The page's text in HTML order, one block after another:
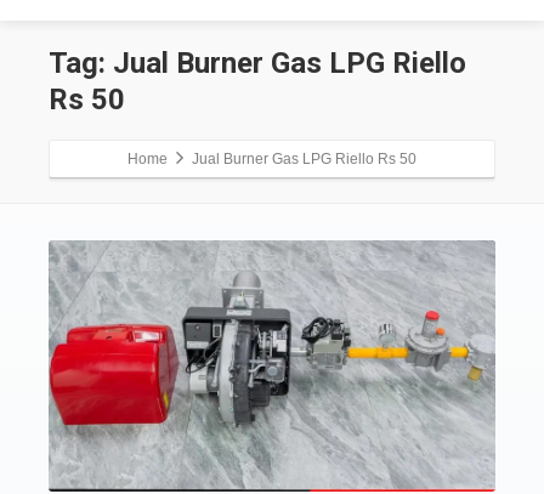
Tag: Jual Burner Gas LPG Riello
Rs 50
Home Jual Burner Gas LPG Riello Rs 50